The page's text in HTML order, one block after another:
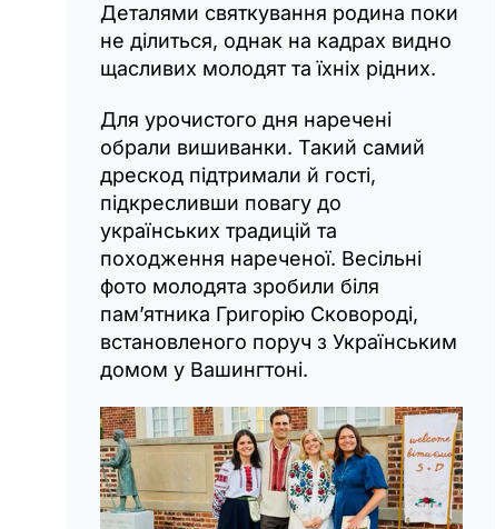
Деталями святкування родина поки
не ділиться, однак на кадрах видно
щасливих молодят та їхніх рідних.
Для урочистого дня наречені
обрали вишиванки. Такий самий
дрескод підтримали й гості,
підкресливши повагу до
українських традицій та
походження нареченої. Весільні
фото молодята зробили біля
пам’ятника Григорію Сковороді,
встановленого поруч з Українським
домом у Вашингтоні.